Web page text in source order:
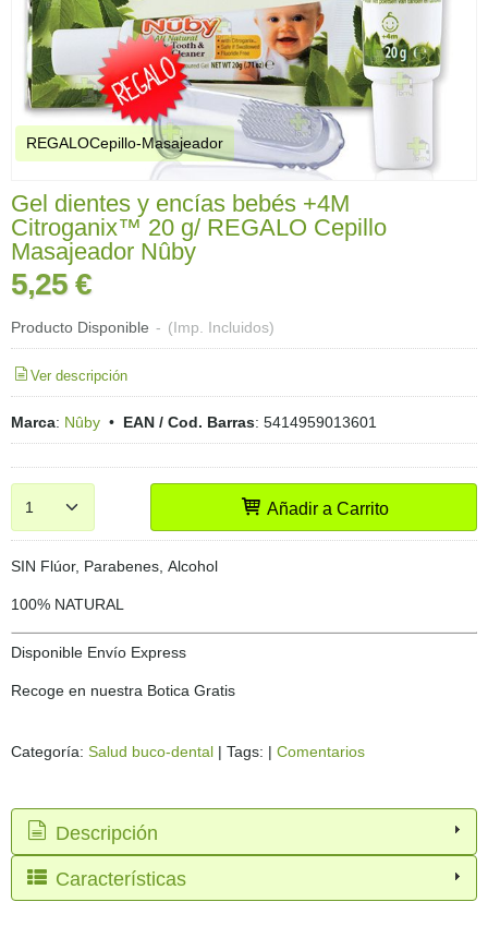
REGALOCepillo-Masajeador
Gel dientes y encías bebés +4M
Citroganix™ 20 g/ REGALO Cepillo
Masajeador Nûby
5,25 €
Producto Disponible - (Imp. Incluidos)
Ver descripción
Marca: Nûby • EAN / Cod. Barras: 5414959013601
Añadir a Carrito
SIN Flúor, Parabenes, Alcohol
100% NATURAL
Disponible Envío Express
Recoge en nuestra Botica Gratis
Categoría: Salud buco-dental | Tags: | Comentarios
Descripción
Características